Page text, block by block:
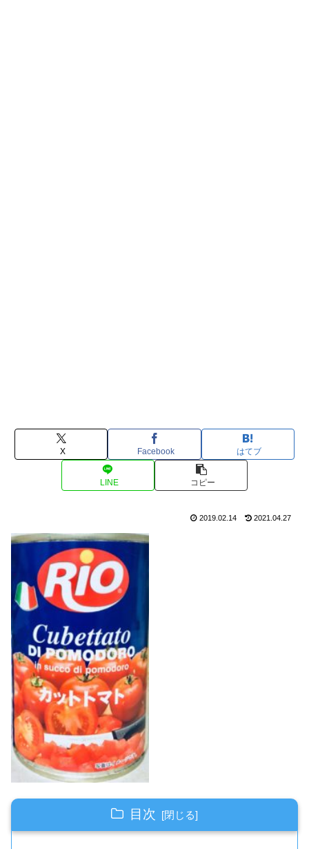
X Facebook はてブ
LINE コピー
2019.02.14 2021.04.27
目次